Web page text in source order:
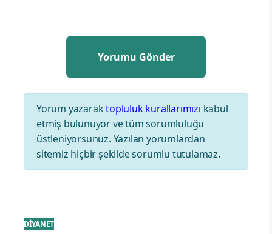
Yorum yazaraktopluluk kurallarımızı kabul
etmiş bulunuyor ve tüm sorumluluğu
üstleniyorsunuz. Yazılan yorumlardan
sitemiz hiçbir şekilde sorumlu tutulamaz.
DİYANET